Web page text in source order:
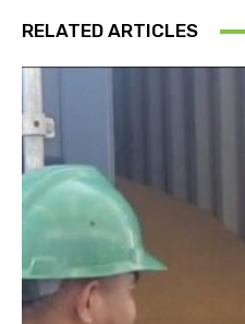
RELATED ARTICLES